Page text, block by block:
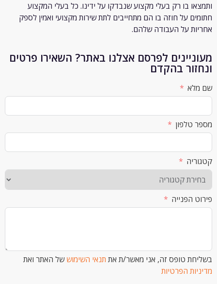
בו רקבעלי מקצוע שנבדקו על ידינו. כל בעלי המקצוע
על חוזה בו הם מתחייבים לתת שירות מקצועי ואמין לספק
על העבודה שלהם.
לפרסם אצלנו באתר? השאירו פרטים
בהקדם
טופס זה, אני מאשר/ת אתתנאי השימוש של האתר ואת
הפרטיות